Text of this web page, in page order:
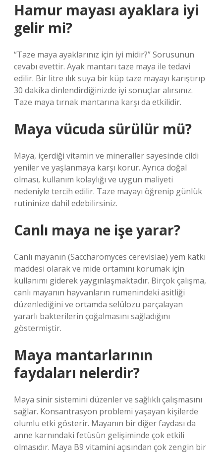
Hamur mayası ayaklara iyi
gelir mi?
“Taze maya ayaklarınız için iyi midir?” Sorusunun
cevabı evettir. Ayak mantarı taze maya ile tedavi
edilir. Bir litre ılık suya bir küp taze mayayı karıştırıp
30 dakika dinlendirdiğinizde iyi sonuçlar alırsınız.
Taze maya tırnak mantarına karşı da etkilidir.
Maya vücuda sürülür mü?
Maya, içerdiği vitamin ve mineraller sayesinde cildi
yeniler ve yaşlanmaya karşı korur. Ayrıca doğal
olması, kullanım kolaylığı ve uygun maliyeti
nedeniyle tercih edilir. Taze mayayı öğrenip günlük
rutininize dahil edebilirsiniz.
Canlı maya ne işe yarar?
Canlı mayanın (Saccharomyces cerevisiae) yem katkı
maddesi olarak ve mide ortamını korumak için
kullanımı giderek yaygınlaşmaktadır. Birçok çalışma,
canlı mayanın hayvanların rumenindeki asitliği
düzenlediğini ve ortamda selülozu parçalayan
yararlı bakterilerin çoğalmasını sağladığını
göstermiştir.
Maya mantarlarının
faydaları nelerdir?
Maya sinir sistemini düzenler ve sağlıklı çalışmasını
sağlar. Konsantrasyon problemi yaşayan kişilerde
olumlu etki gösterir. Mayanın bir diğer faydası da
anne karnındaki fetüsün gelişiminde çok etkili
olmasıdır. Maya B9 vitamini açısından çok zengin bir